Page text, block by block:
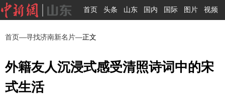
首页 头条 山东 国内 国际 图片 视频
首页—寻找济南新名片—正文
外籍友人沉浸式感受清照诗词中的宋
式生活